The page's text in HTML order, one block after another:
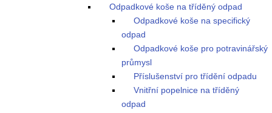
Odpadkové koše na tříděný odpad
Odpadkové koše na specifický
odpad
Odpadkové koše pro potravinářský
průmysl
Příslušenství pro třídění odpadu
Vnitřní popelnice na tříděný
odpad